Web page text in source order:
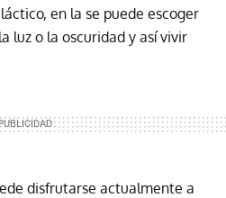
en la se puede escoger
luz o la oscuridad y así vivir
disfrutarse actualmente a